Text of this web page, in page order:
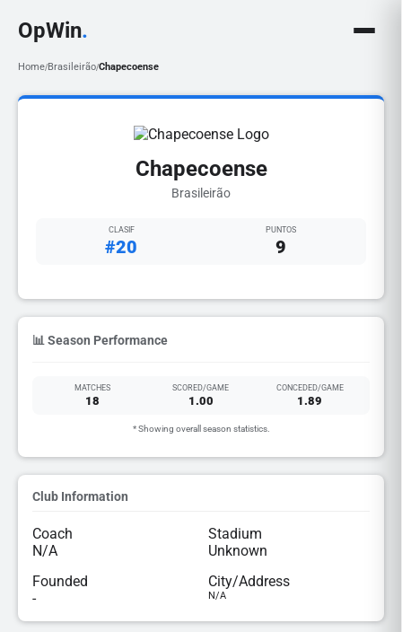
OpWin.
Home/Brasileirão/Chapecoense
Chapecoense
Brasileirão
CLASIF
#20
PUNTOS
9
📊 Season Performance
MATCHES
18
SCORED/GAME
1.00
CONCEDED/GAME
1.89
* Showing overall season statistics.
Club Information
Coach
N/A
Stadium
Unknown
Founded
-
City/Address
N/A